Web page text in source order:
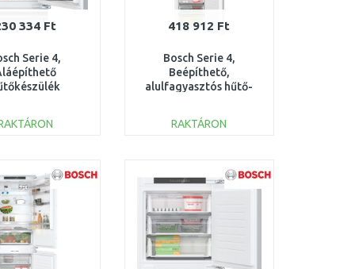
334 Ft
Serie 4,
KUL22VFD0
Összehasonlítás
418 912 Ft
Bosch Serie 4,
Beépíthető,
alulfagyasztós hűtő-
KIN96VFD0
RAKTÁRON
Összehasonlítás